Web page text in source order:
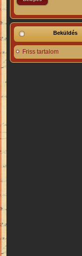
Beküldés
Friss tartalom